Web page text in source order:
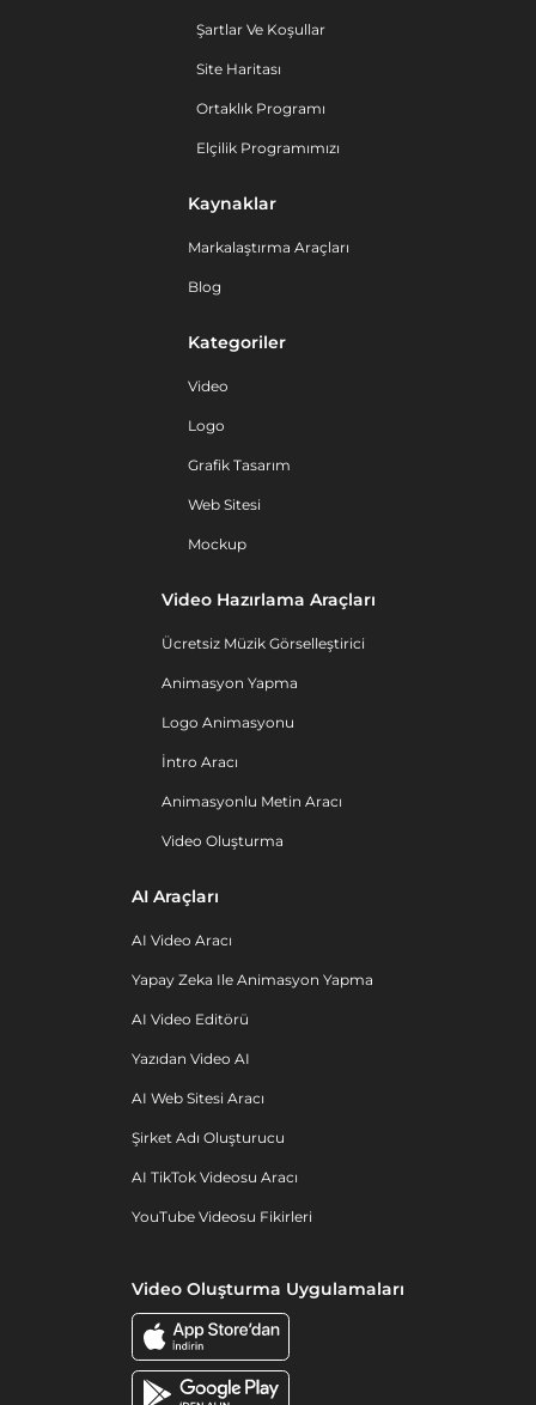
Şartlar Ve Koşullar
Site Haritası
Ortaklık Programı
Elçilik Programımızı
Kaynaklar
Markalaştırma Araçları
Blog
Kategoriler
Video
Logo
Grafik Tasarım
Web Sitesi
Mockup
Video Hazırlama Araçları
Ücretsiz Müzik Görselleştirici
Animasyon Yapma
Logo Animasyonu
İntro Aracı
Animasyonlu Metin Aracı
Video Oluşturma
AI Araçları
AI Video Aracı
Yapay Zeka Ile Animasyon Yapma
AI Video Editörü
Yazıdan Video AI
AI Web Sitesi Aracı
Şirket Adı Oluşturucu
AI TikTok Videosu Aracı
YouTube Videosu Fikirleri
Video Oluşturma Uygulamaları